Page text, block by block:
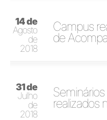
14 de
Agosto
de
2018
Campus
de
31 de
Julho
de
2018
realizados